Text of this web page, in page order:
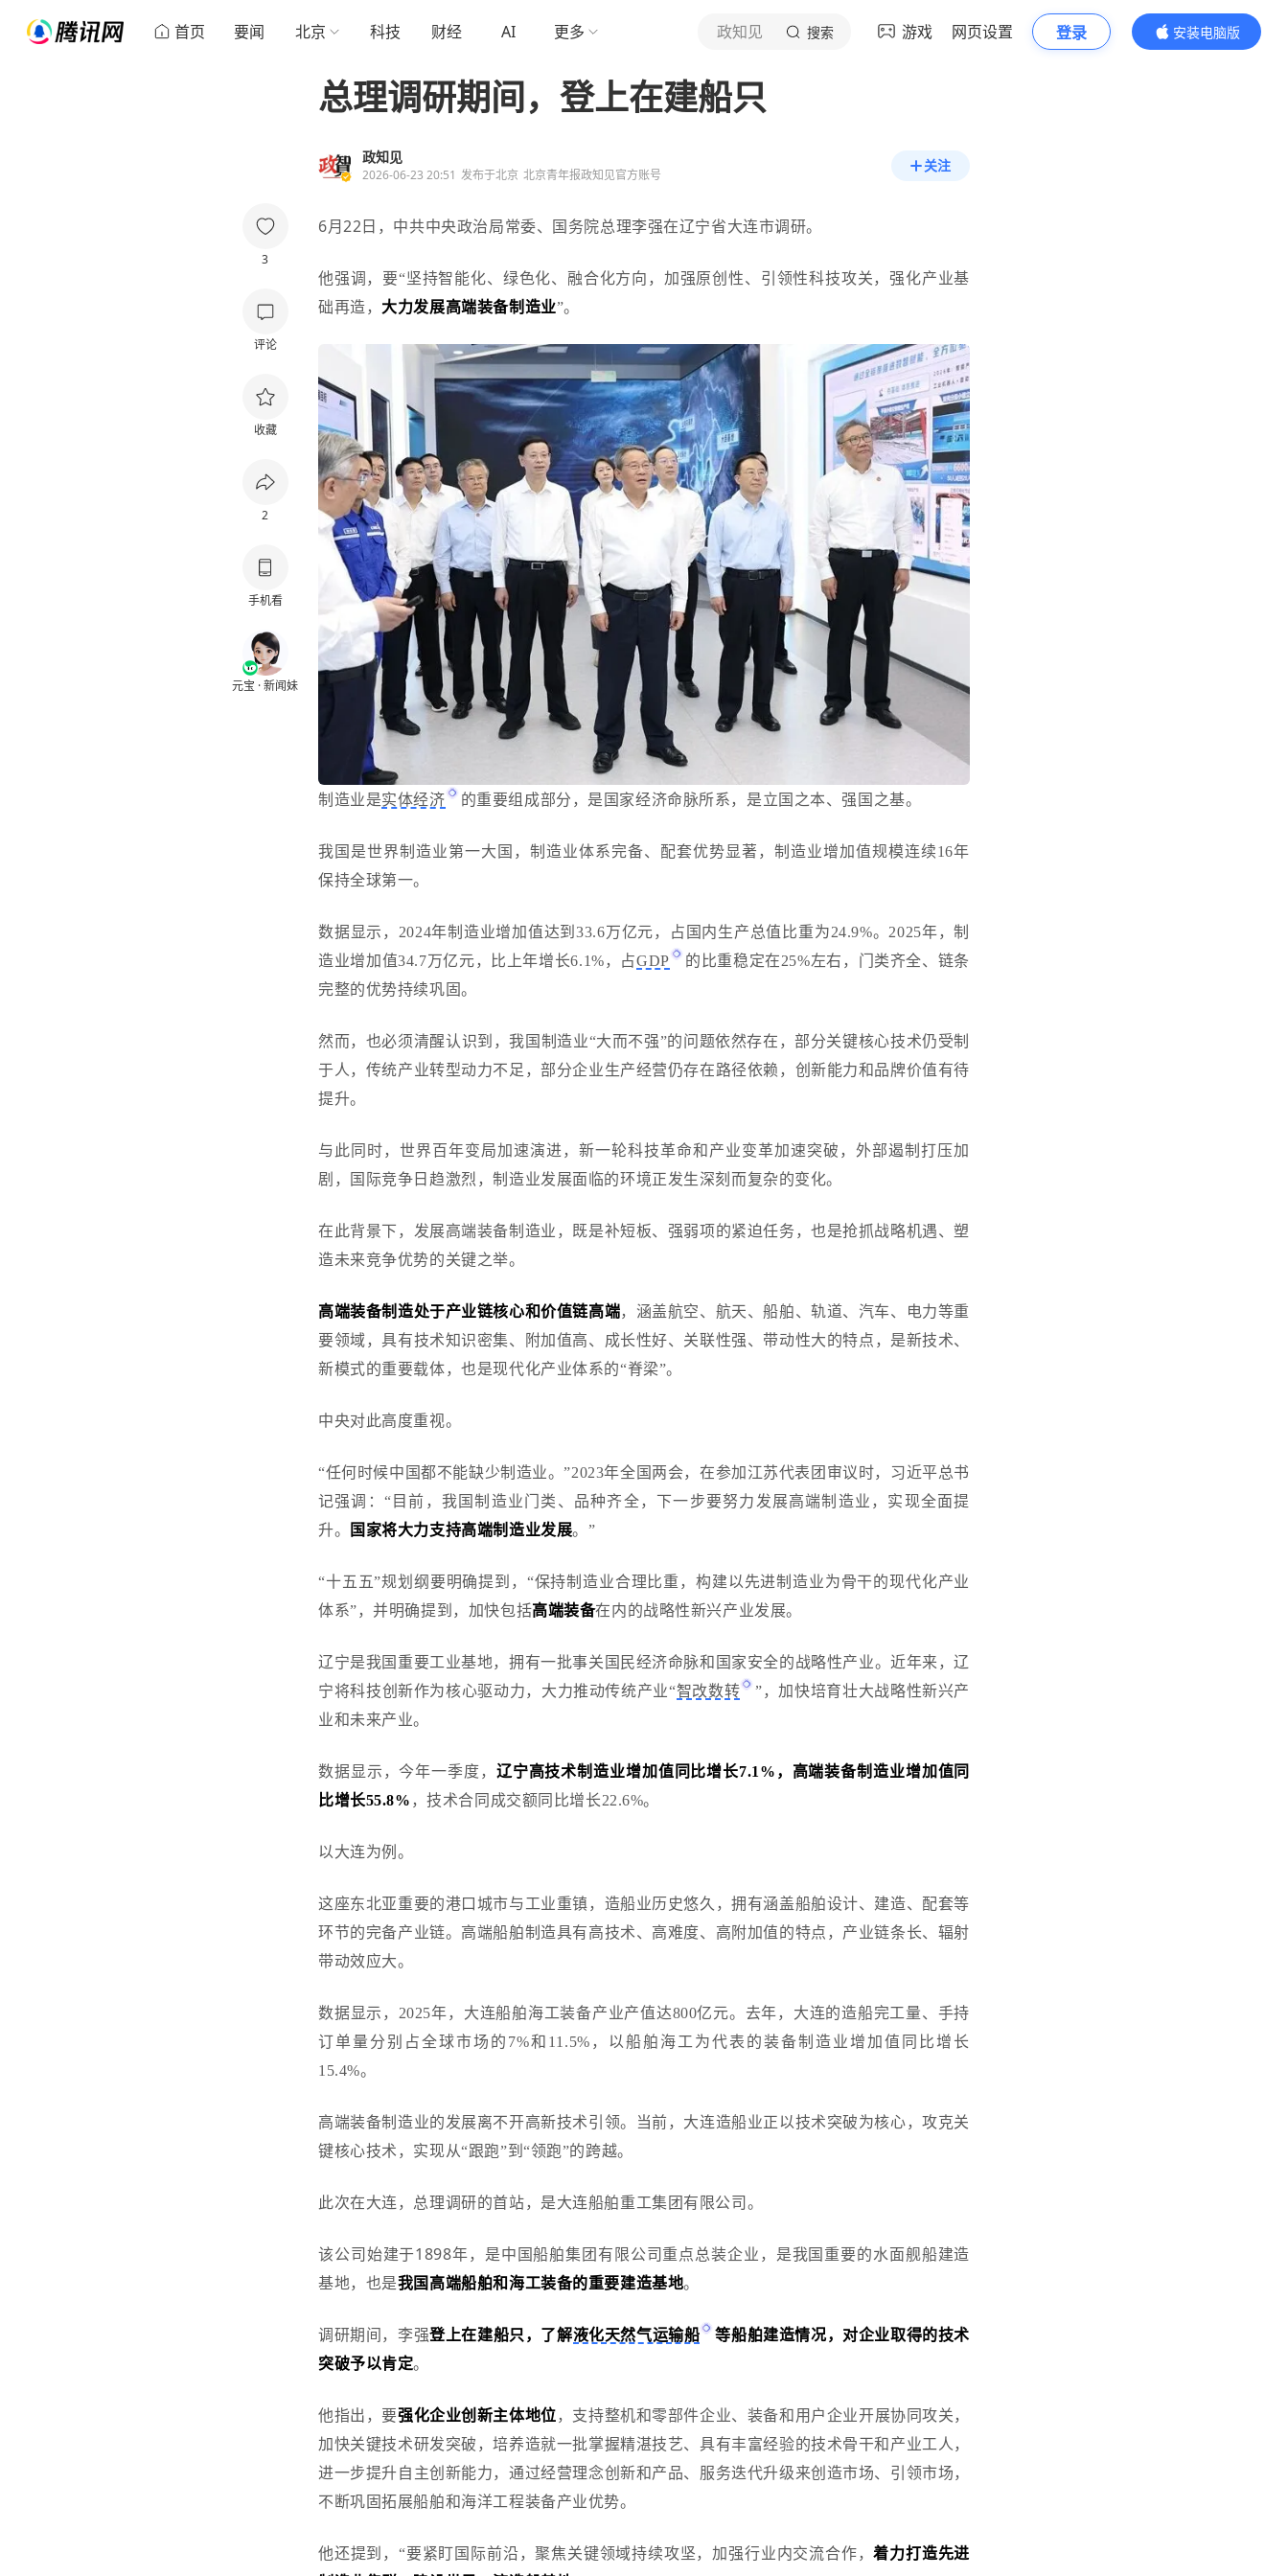
首页 要闻 北京 科技 财经 AI 更多 政知见 搜索 游戏 网页设置 登录
安装电脑版
内容更精彩
3
评论
收藏
2
手机看
元宝 · 新闻妹
总理调研期间，登上在建船只
政知见
2026-06-23 20:51 发布于北京 北京青年报政知见官方账号
关注
6月22日 ， 中共中央政治局常委、国务院总理李强在辽宁省大连市调研。
他强调，要“坚持智能化、绿色化、融合化方向，加强原创性、引领性科技攻关，强化产业基
础再造， 大力发展高端装备制造业”。
制造业是实体经济 的重要组成部分，是国家经济命脉所系，是立国之本、强国之基。
我国是世界制造业第一大国，制造业体系完备、配套优势显著，制造业增加值规模连续16年
保持全球第一。
数据显示， 2024年制造业增加值达到33.6万亿元，占国内生产总值比重为24.9%。2025年，制
造业增加值34.7万亿元，比上年增长6.1%，占GDP
的比重稳定在25%左右，门类齐全、链条
完整的优势持续巩固。
然而，也必须清醒认识到，我国制造业“大而不强”的问题依然存在，部分关键核心技术仍受制
于人，传统产业转型动力不足，部分企业生产经营仍存在路径依赖，创新能力和品牌价值有待
提升。
与此同时，世界百年变局加速演进，新一轮科技革命和产业变革加速突破 ，外部遏制打压加
剧，国际竞争日趋激烈，制造业发展面临的环境正发生深刻而复杂的变化。
在此背景下，发展高端装备制造业，既是补短板、强弱项的紧迫任务，也是抢抓战略机遇、塑
造未来竞争优势的关键之举。
高端装备制造处于产业链核心和价值链高端，涵盖航空、航天、船舶、轨道、汽车、电力等重
要领域，具有技术知识密集、附加值高、成长性好、关联性强、带动性大的特点，是新技术、
新模式的重要载体，也是现代化产业体系的“脊梁”。
中央对此高度重视。
“任何时候中国都不能缺少制造业。”2023年全国两会，在参加江苏代表团审议时，习近平总书
记强调：“目前，我国制造业门类、品种齐全，下一步要努力发展高端制造业，实现全面提
升。
国家将大力支持高端制造业发展。”
“十五五”规划纲要明确提到，“保持制造业合理比重，构建以先进制造业为骨干的现代化产业
体系”，并明确提到，加快包括高端装备在内的战略性新兴产业发展。
辽宁是我国重要工业基地，拥有一批事关国民经济命脉和国家安全的战略性产业。近年来，辽
宁将科技创新作为核心驱动力，大力推动传统产业“智改数转
”，加快培育壮大战略性新兴产
业和未来产业。
数据显示，今年一季度， 辽宁高技术制造业增加值同比增长7.1%，高端装备制造业增加值同
比增长55.8% ，技术合同成交额同比增长22.6%。
以大连为例。
这座东北亚重要的港口城市与工业重镇，造船业历史悠久，拥有涵盖船舶设计、建造、配套等
环节的完备产业链。高端船舶制造具有高技术、高难度、高附加值的特点，产业链条长、辐射
带动效应大。
数据显示， 2025年，大连船舶海工装备产业产值达800亿元。去年，大连的造船完工量、手持
订单量分别占全球市场的7%和11.5%，以船舶海工为代表的装备制造业增加值同比增长
15.4%。
高端装备制造业的发展离不开高新技术引领。当前，大连造船业正以技术突破为核心，攻克关
键核心技术，实现从“跟跑”到“领跑”的跨越。
此次在大连，总理调研的首站，是大连船舶重工集团有限公司。
该公司 始建于1898年，是中国船舶集团有限公司重点总装企业，是我国重要的水面舰船建造
基地，也是我国高端船舶和海工装备的重要建造基地。
调研期间， 李强登上在建船只，了解液化天然气运输船
等船舶建造情况，对企业取得的技术
突破予以肯定。
他指出，要强化企业创新主体地位 ，支持整机和零部件企业、装备和用户企业开展协同攻关，
加快关键技术研发突破，培养造就一批掌握精湛技艺、具有丰富经验的技术骨干和产业工人，
进一步提升自主创新能力，通过经营理念创新和产品、服务迭代升级来创造市场、引领市场，
不断巩固拓展船舶和海洋工程装备产业优势。
他还提到，“要紧盯国际前沿，聚焦关键领域持续攻坚，加强行业内交流合作，着力打造先进